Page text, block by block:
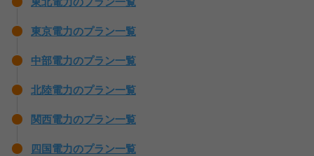
東京電力のプラン一覧
中部電力のプラン一覧
北陸電力のプラン一覧
関西電力のプラン一覧
四国電力のプラン一覧